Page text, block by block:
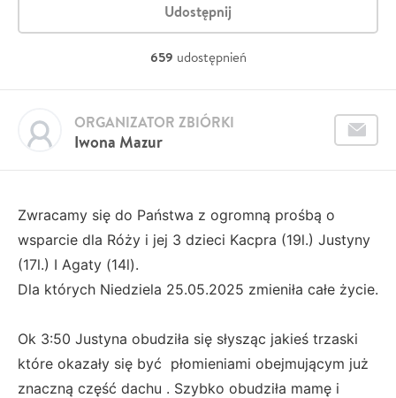
Udostępnij
659 udostępnień
Iwona Mazur
ORGANIZATOR ZBIÓRKI
Zwracamy się do Państwa z ogromną prośbą o
wsparcie dla Róży i jej 3 dzieci Kacpra (19l.) Justyny
(17l.) I Agaty (14l).
Dla których Niedziela 25.05.2025 zmieniła całe życie.
Ok 3:50 Justyna obudziła się słysząc jakieś trzaski
które okazały się być płomieniami obejmującym już
znaczną część dachu . Szybko obudziła mamę i